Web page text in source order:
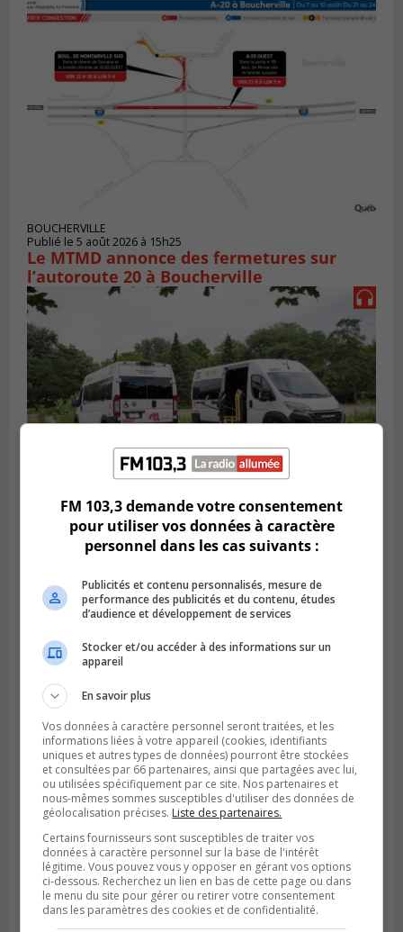
BOUCHERVILLE
Publié le 5 août 2026 à 15h25
Le MTMD annonce des fermetures sur
l’autoroute 20 à Boucherville
VIEUX-LONGUEUIL
Publié le 31 juillet 2026 à 14h20
Le RTL dévoile sa nouvelle flotte de
BROSSARD
Publié le 31 juillet 2026 à 12h00
Le transport à la demande du RTL prend
de l’expansion à Brossard
FM 103,3 demande votre consentement
pour utiliser vos données à caractère
personnel dans les cas suivants :
Publicités et contenu personnalisés, mesure de
performance des publicités et du contenu, études
d’audience et développement de services
Stocker et/ou accéder à des informations sur un
appareil
En savoir plus
Vos données à caractère personnel seront traitées, et les
informations liées à votre appareil (cookies, identifiants
uniques et autres types de données) pourront être stockées
et consultées par 66 partenaires, ainsi que partagées avec lui,
ou utilisées spécifiquement par ce site. Nos partenaires et
nous-mêmes sommes susceptibles d'utiliser des données de
géolocalisation précises. Liste des partenaires.
Certains fournisseurs sont susceptibles de traiter vos
données à caractère personnel sur la base de l'intérêt
légitime. Vous pouvez vous y opposer en gérant vos options
ci-dessous. Recherchez un lien en bas de cette page ou dans
le menu du site pour gérer ou retirer votre consentement
dans les paramètres des cookies et de confidentialité.